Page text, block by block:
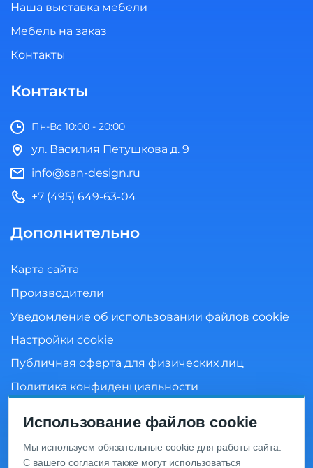
Наша выставка мебели
Мебель на заказ
Контакты
Контакты
Пн-Вс 10:00 - 20:00
ул. Василия Петушкова д. 9
info@san-design.ru
+7 (495) 649-63-04
Дополнительно
Карта сайта
Производители
Уведомление об использовании файлов cookie
Настройки cookie
Публичная оферта для физических лиц
Политика конфиденциальности
Использование файлов cookie
Мы используем обязательные cookie для работы сайта.
С вашего согласия также могут использоваться